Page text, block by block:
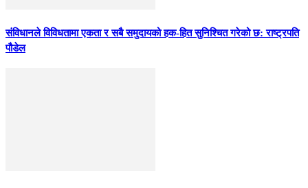
संविधानले विविधतामा एकता र सबै समुदायको हक-हित सुनिश्चित गरेको छ: राष्ट्रपति
पौडेल